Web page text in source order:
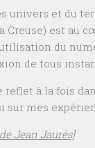
univers et du
Creuse) est au
du
de tous
reflet à la fois
sur mes
Jean Jaurès]